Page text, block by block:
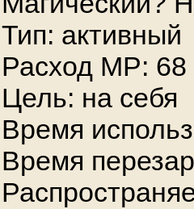
Тип: активный
Расход MP: 68
Цель: на себя
Время
Время